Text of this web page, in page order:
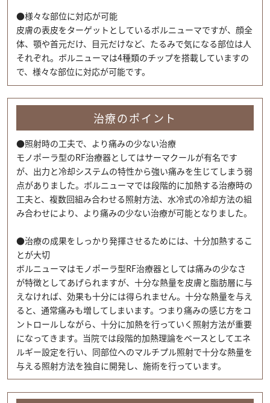
●様々な部位に対応が可能
皮膚の表皮をターゲットとしているボルニューマですが、顔全
体、顎や首元だけ、目元だけなど、たるみで気になる部位は人
それぞれ。ボルニューマは4種類のチップを搭載していますの
で、様々な部位に対応が可能です。
治療のポイント
●照射時の工夫で、より痛みの少ない治療
モノポーラ型のRF治療器としてはサーマクールが有名です
が、出力と冷却システムの特性から強い痛みを生じてしまう弱
点がありました。ボルニューマでは段階的に加熱する治療時の
工夫と、複数回組み合わせる照射方法、水冷式の冷却方法の組
み合わせにより、より痛みの少ない治療が可能となりました。
●治療の成果をしっかり発揮させるためには、十分加熱するこ
とが大切
ボルニューマはモノポーラ型RF治療器としては痛みの少なさ
が特徴としてあげられますが、十分な熱量を皮膚と脂肪層に与
えなければ、効果も十分には得られません。十分な熱量を与え
ると、通常痛みも増してしまいます。つまり痛みの感じ方をコ
ントロールしながら、十分に加熱を行っていく照射方法が重要
になってきます。当院では段階的加熱理論をベースとしてエネ
ルギー設定を行い、同部位へのマルチプル照射で十分な熱量を
与える照射方法を独自に開発し、施術を行っています。